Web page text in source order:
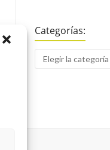
Categorías: